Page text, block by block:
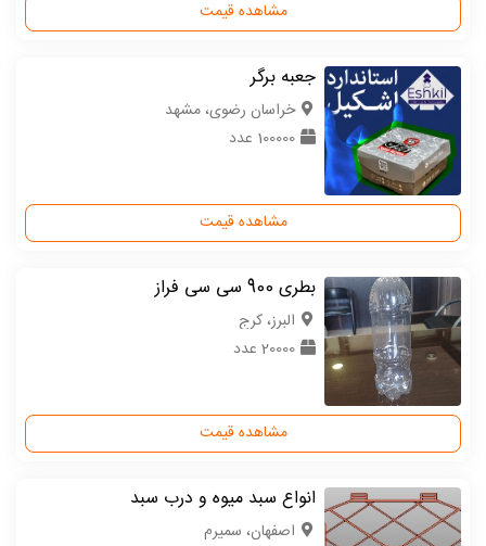
مشاهده قیمت
جعبه برگر
خراسان رضوی، مشهد
100000 عدد
مشاهده قیمت
بطری 900 سی سی فراز
البرز، کرج
20000 عدد
مشاهده قیمت
انواع سبد میوه و درب سبد
اصفهان، سمیرم